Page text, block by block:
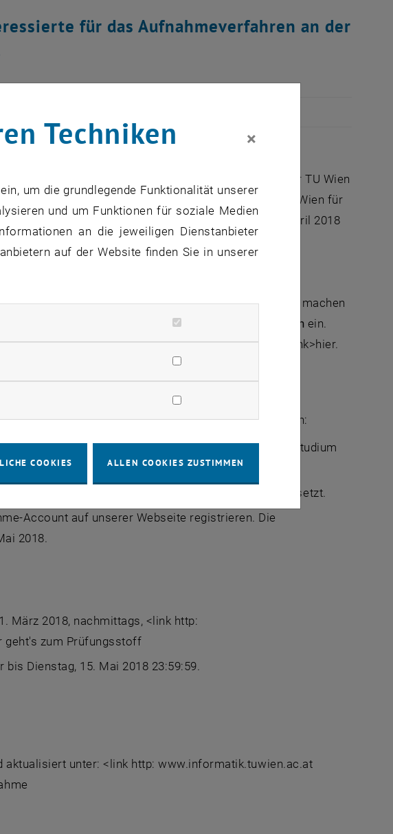
für das Aufnahmeverfahren an der
dazu ein, sich im kommenden Studienjahr an der TU Wien
zu bewerben. Um am Aufnahmeverfahren an der TU Wien für
müssen Sie sich bitte zwischen dem 3. April 2018
oder sich vor Ort ein Bild von Ihrem Wunschstudium machen
am 10. April 2018, 15:00 bis 17:00 Uhr an der TU Wien ein.
<link http: www.informatik.tuwien.ac.at aktuelles _blank>hier.
oder Sommersemester starten wollen, in zwei Stufen:
Ihre Motivation und Erwartungen an ein Informatikstudium
Programmier- und Informatikkenntnisse vorausgesetzt.
Account auf unserer Webseite registrieren. Die
2018.
März 2018, nachmittags, <link http:
geht's zum Prüfungsstoff
Dienstag, 15. Mai 2018 23:59:59.
unter: <link http: www.informatik.tuwien.ac.at
Techniken ×
um die grundlegende Funktionalität unserer
und um Funktionen für soziale Medien
an die jeweiligen Dienstanbieter
auf der Website finden Sie in unserer
COOKIES ALLEN COOKIES ZUSTIMMEN